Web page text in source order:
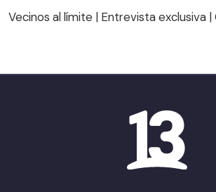
Vecinos al límite | Entrevista exclusiva |